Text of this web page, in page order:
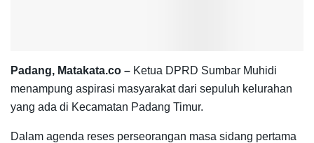
Padang, Matakata.co – Ketua DPRD Sumbar Muhidi
menampung aspirasi masyarakat dari sepuluh kelurahan
yang ada di Kecamatan Padang Timur.
Dalam agenda reses perseorangan masa sidang pertama